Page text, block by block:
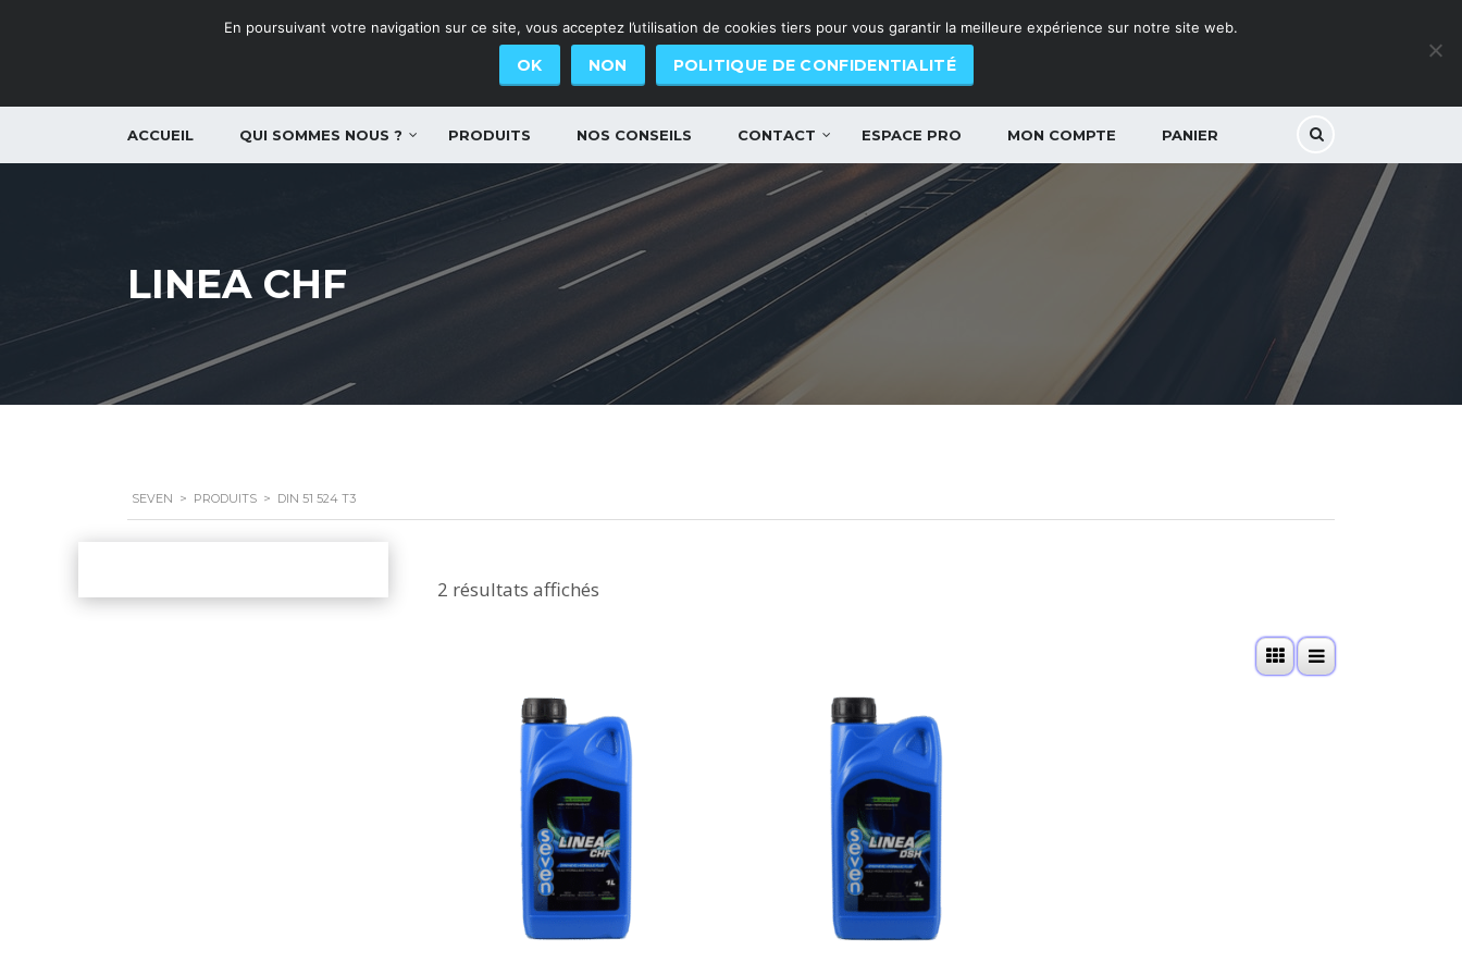
ACCUEIL QUI SOMMES NOUS ? PRODUITS NOS CONSEILS CONTACT ESPACE PRO MON COMPTE PANIER
LINEA CHF
SEVEN > PRODUITS > DIN 51 524 T3
2 résultats affichés
En poursuivant votre navigation sur ce site, vous acceptez l’utilisation de cookies tiers pour vous garantir la meilleure expérience sur notre site web.
OK NON POLITIQUE DE CONFIDENTIALITÉ